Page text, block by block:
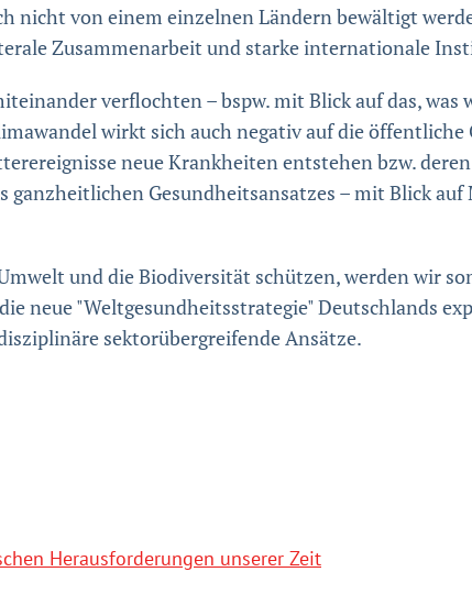
nicht von einem einzelnen Ländern bewältigt
Zusammenarbeit und starke internationale
verflochten – bspw. mit Blick auf das, was
wirkt sich auch negativ auf die öffentliche
neue Krankheiten entstehen bzw.
Gesundheitsansatzes – mit Blick auf
und die Biodiversität schützen, werden wir
neue "Weltgesundheitsstrategie" Deutschlands
sektorübergreifende Ansätze.
Herausforderungen unserer Zeit